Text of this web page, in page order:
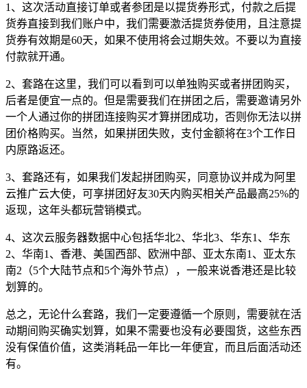
1、这次活动直接订单或者参团是以提货券形式，付款之后提
货券直接到我们账户中，我们需要激活提货券使用，且注意提
货券有效期是60天，如果不使用将会过期失效。不要以为直接
付款就开通。
2、套路在这里，我们可以看到可以单独购买或者拼团购买，
后者是便宜一点的。但是需要我们在拼团之后，需要邀请另外
一个人通过你的拼团连接购买才算拼团成功，否则你无法以拼
团价格购买。当然，如果拼团失败，支付金额将在3个工作日
内原路返还。
3、套路还有，如果我们发起拼团购买，同意协议并成为阿里
云推广云大使，可享拼团好友30天内购买相关产品最高25%的
返现，这年头都玩营销模式。
4、这次云服务器数据中心包括华北2、华北3、华东1、华东
2、华南1、香港、美国西部、欧洲中部、亚太东南1、亚太东
南2（5个大陆节点和5个海外节点），一般来说香港还是比较
划算的。
总之，无论什么套路，我们一定要遵循一个原则，需要就在活
动期间购买确实划算，如果不需要也没有必要囤货，这些东西
没有保值价值，这类消耗品一年比一年便宜，而且后面活动还
有。